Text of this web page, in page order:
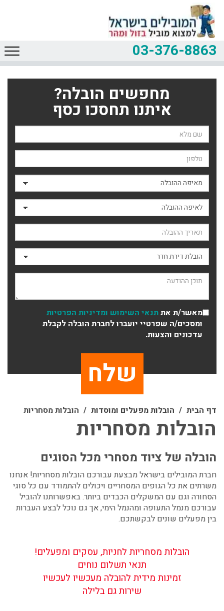
03-376-8863
מחפשים הובלה?
איתנו תחסכו כסף
שם השולח
טלפון
מאיפה ההובלה
לאיפה ההובלה
תאריך ההובלה
סוג ההובלה
תוכן ההודעה
מאשר/ת אתתנאי השימוש ומדיניות הפרטיות
ומסכים/ה שפרטיי יועברו לחברת הובלה לקבלת
עדכונים והצעות.
דף הבית הובלות מפעלים ומוסדות הובלות מסחריות
הובלות מסחריות
הובלה של ציוד מסחרי מכל הסוגים
חברת המובילים בישראל מבצעת עבורכם הובלות מסחריות! אנחנו
משרתים את כל הגופים המסחריים ויכולים להתמודד עם כל סוגי
הסחורה וגם עם המשקלים הכבדים ביותר.באפשרותנו להוביל
עבורכם מנמל התעופה ומהנמל הימי, אך גם נוכל לבצע העברות
בין מפעלים שונים לבקשתכם.
הובלות מסחריות לחניות, עסקים ומפעלים!
תנאי תשלום נוחים
זמינות מידית להובלה מעכשיו לעכשיו
שירות גם בלילה